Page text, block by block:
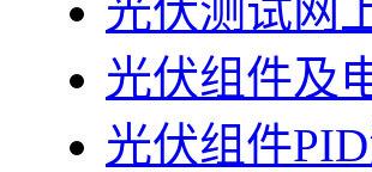
光伏测试网
光伏组件及
光伏组件